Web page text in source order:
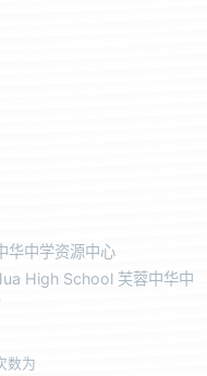
中学资源中心
High School 芙蓉中华中
数为